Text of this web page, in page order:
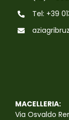
Tel: +39
MACELLERIA:
Via Osvaldo